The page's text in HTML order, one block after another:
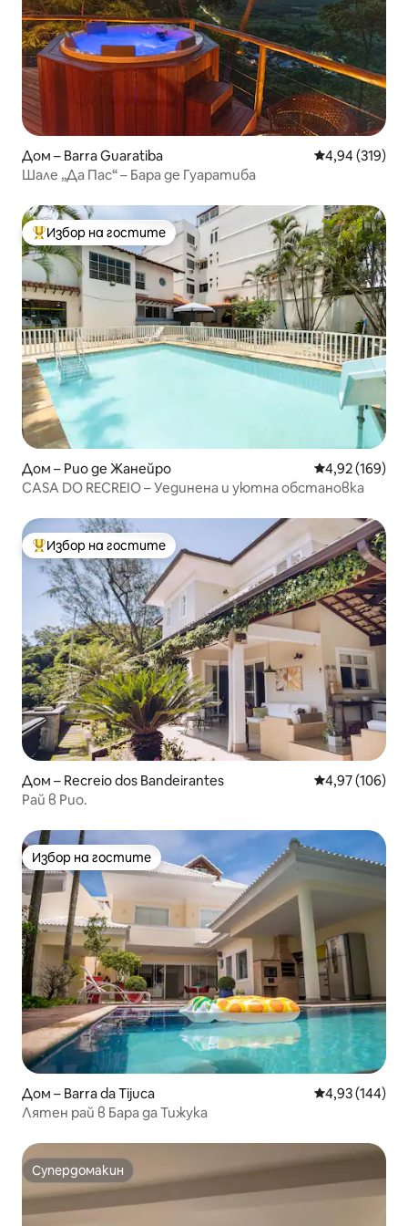
Дом – Barra Guaratiba Средна
4,94 (319)
Шале „Да Пас“ – Бара де Гуаратиба
Най-популярен избор на гостите
Избор на гостите
Дом – Рио де Жанейро Средна
4,92 (169)
CASA DO RECREIO – Уединена и уютна обстановка
Най-популярен избор на гостите
Избор на гостите
Дом – Recreio dos Bandeirantes Средна
4,97 (106)
Рай в Рио.
Избор на гостите
Избор на гостите
Дом – Barra da Tijuca Средна
4,93 (144)
Лятен рай в Бара да Тижука
Супердомакин
Супердомакин